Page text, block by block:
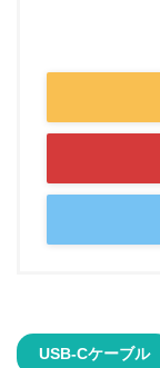
USB-Cケーブル